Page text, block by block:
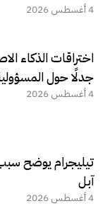
4 أغسطس 2026
اختراقات الذكاء
جدلًا حول
4 أغسطس 2026
تيليجرام يوضح
آبل
4 أغسطس 2026